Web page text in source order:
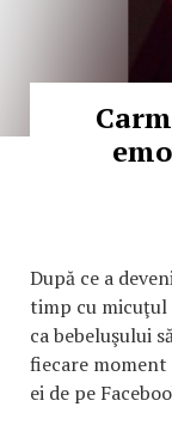
După ce a
timp cu micuţul
ca bebeluşului
fiecare
ei de pe